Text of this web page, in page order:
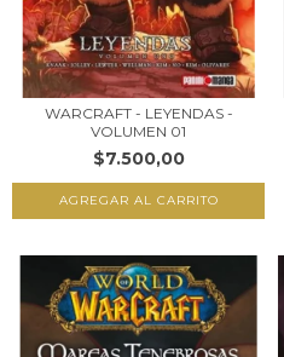
WARCRAFT - LEYENDAS -
VOLUMEN 01
$7.500,00